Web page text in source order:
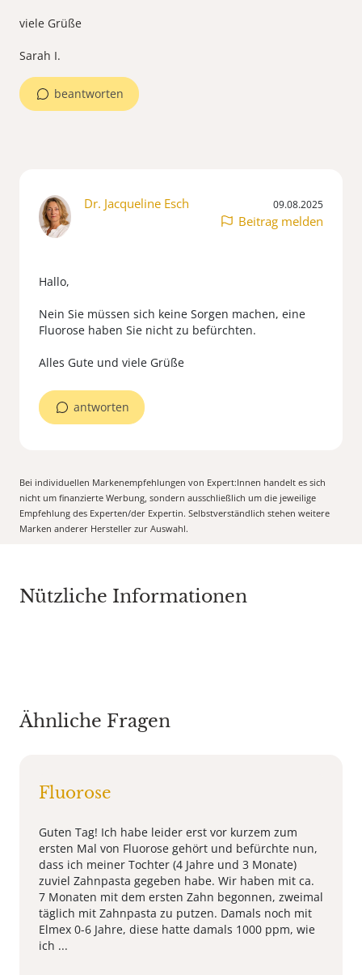
viele Grüße
beantworten
Dr. Jacqueline Esch 09.08.2025
Beitrag melden
Hallo,
Nein Sie müssen sich keine Sorgen machen, eine
Fluorose haben Sie nicht zu befürchten.
antworten
Bei individuellen Markenempfehlungen von Expert:Innen handelt es sich
nicht um finanzierte Werbung, sondern ausschließlich um die jeweilige
Empfehlung des Experten/der Expertin. Selbstverständlich stehen weitere
Marken anderer Hersteller zur Auswahl.
Nützliche Informationen
Ähnliche Fragen
Fluorose
Guten Tag! Ich habe leider erst vor kurzem zum
ersten Mal von Fluorose gehört und befürchte nun,
dass ich meiner Tochter (4 Jahre und 3 Monate)
zuviel Zahnpasta gegeben habe. Wir haben mit ca.
7 Monaten mit dem ersten Zahn begonnen, zweimal
täglich mit Zahnpasta zu putzen. Damals noch mit
Elmex 0-6 Jahre, diese hatte damals 1000 ppm, wie
ich ...